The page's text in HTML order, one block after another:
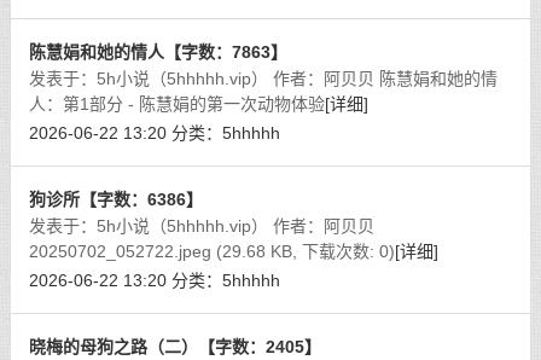
陈慧娟和她的情人【字数：7863】
发表于：5h小说（5hhhhh.vip） 作者：阿贝贝 陈慧娟和她的情
人：第1部分 - 陈慧娟的第一次动物体验[详细]
2026-06-22 13:20 分类： 5hhhhh
狗诊所【字数：6386】
发表于：5h小说（5hhhhh.vip） 作者：阿贝贝
20250702_052722.jpeg (29.68 KB, 下载次数: 0)[详细]
2026-06-22 13:20 分类： 5hhhhh
晓梅的母狗之路（二）【字数：2405】